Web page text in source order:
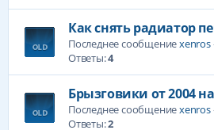
Как снять радиатор
Последнее сообщениеxenros
Ответы:4
Брызговики от 2004
Последнее сообщениеxenros
Ответы:2